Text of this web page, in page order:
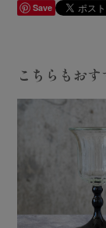
Save
こちらもおす